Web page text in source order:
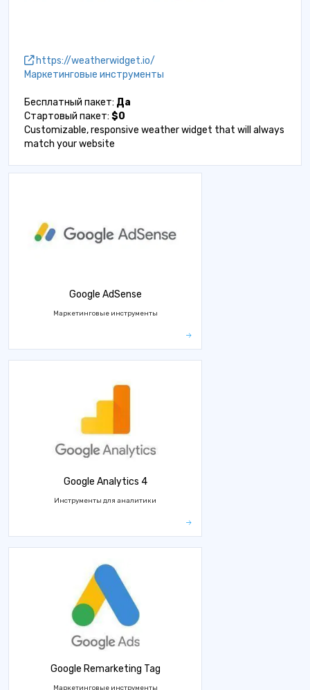
https://weatherwidget.io/
Маркетинговые инструменты
Бесплатный пакет: Да
Стартовый пакет: $0
Customizable, responsive weather widget that will always
match your website
Google AdSense
Маркетинговые инструменты
Google Analytics 4
Инструменты для аналитики
Google Remarketing Tag
Маркетинговые инструменты